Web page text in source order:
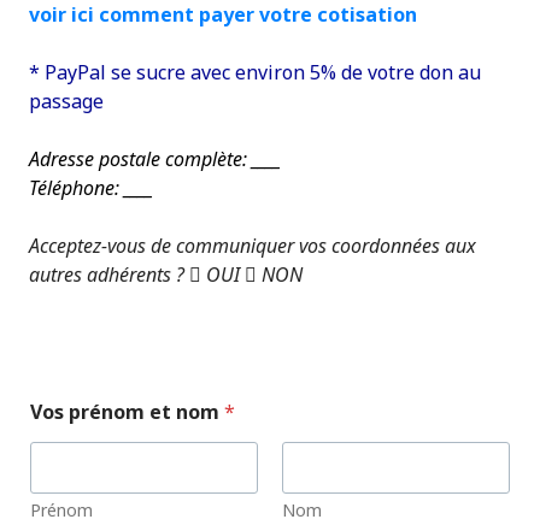
voir ici comment payer votre cotisation
* PayPal se sucre avec environ 5% de votre don au
passage
Adresse postale complète: ____
Téléphone: ____
Acceptez-vous de communiquer vos coordonnées aux
autres adhérents ?  OUI  NON
Vos prénom et nom *
Prénom Nom